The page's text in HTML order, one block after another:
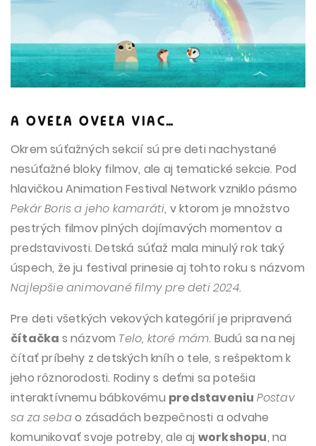
A OVEĽA OVEĽA VIAC…
Okrem súťažných sekcií sú pre deti nachystané
nesúťažné bloky filmov, ale aj tematické sekcie. Pod
hlavičkou Animation Festival Network vzniklo pásmo
Pekár Boris a jeho kamaráti, v ktorom je množstvo
pestrých filmov plných dojímavých momentov a
predstavivosti. Detská súťaž mala minulý rok taký
úspech, že ju festival prinesie aj tohto roku s názvom
Najlepšie animované filmy pre deti 2024.
Pre deti všetkých vekových kategórií je pripravená
čítačka s názvom Telo, ktoré mám. Budú sa na nej
čítať príbehy z detských kníh o tele, s rešpektom k
jeho rôznorodosti. Rodiny s deťmi sa potešia
interaktívnemu bábkovému predstaveniu Postav
sa za sebao zásadách bezpečnosti a odvahe
komunikovať svoje potreby, ale aj workshopu, na